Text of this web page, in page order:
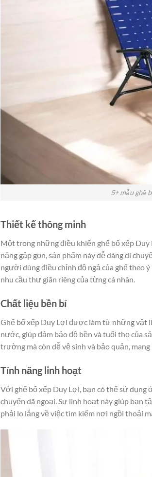
5+ mẫu ghế
Thiết kế thông minh
Một trong những điều khiến ghế bố xếp
năng gập gọn, sản phẩm này dễ dàng di
người dùng điều chỉnh độ ngả của ghế theo
nhu cầu thư giãn riêng của từng cá nhân.
Chất liệu bền bỉ
Ghế bố xếp Duy Lợi được làm từ những vật
nước, giúp đảm bảo độ bền và tuổi thọ của
trường mà còn dễ vệ sinh và bảo quản,
Tính năng linh hoạt
Với ghế bố xếp Duy Lợi, bạn có thể sử dụng
chuyến dã ngoại. Sự linh hoạt này giúp bạn
phải lo lắng về việc tìm kiếm nơi ngồi thoải